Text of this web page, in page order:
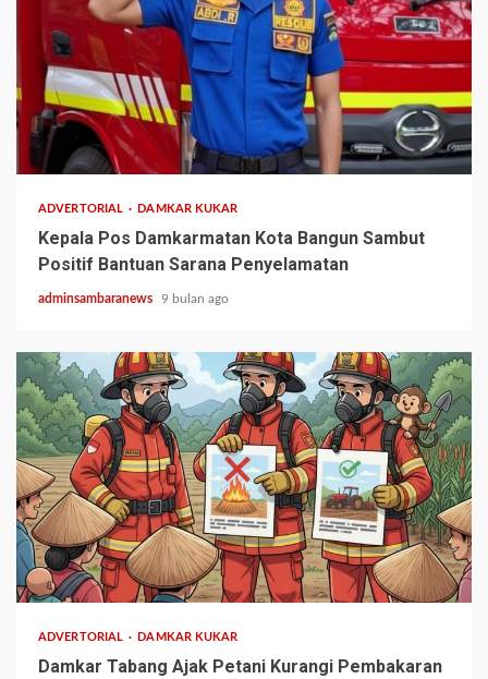
1 min read
ADVERTORIAL DAMKAR KUKAR
Kepala Pos Damkarmatan Kota Bangun Sambut
Positif Bantuan Sarana Penyelamatan
adminsambaranews 9 bulan ago
1 min read
ADVERTORIAL DAMKAR KUKAR
Damkar Tabang Ajak Petani Kurangi Pembakaran